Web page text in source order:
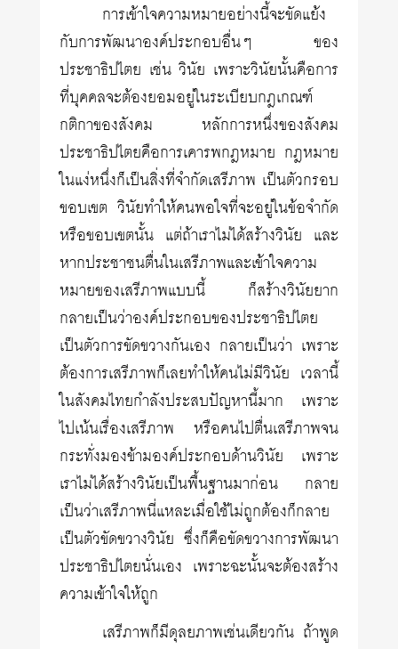
การเข้าใจความหมายอย่างนี้จะขัดแย้ง
กับการพัฒนาองค์ประกอบอื่นๆ ของ
ประชาธิปไตย เช่น วินัย เพราะวินัยนั้นคือการ
ที่บุคคลจะต้องยอมอยู่ในระเบียบกฎเกณฑ์
กติกาของสังคม หลักการหนึ่งของสังคม
ประชาธิปไตยคือการเคารพกฎหมาย กฎหมาย
ในแง่หนึ่งก็เป็นสิ่งที่จำกัดเสรีภาพ เป็นตัวกรอบ
ขอบเขต วินัยทำให้คนพอใจที่จะอยู่ในข้อจำกัด
หรือขอบเขตนั้น แต่ถ้าเราไม่ได้สร้างวินัย และ
หากประชาชนตื่นในเสรีภาพและเข้าใจความ
หมายของเสรีภาพแบบนี้ ก็สร้างวินัยยาก
กลายเป็นว่าองค์ประกอบของประชาธิปไตย
เป็นตัวการขัดขวางกันเอง กลายเป็นว่า เพราะ
ต้องการเสรีภาพก็เลยทำให้คนไม่มีวินัย เวลานี้
ในสังคมไทยกำลังประสบปัญหานี้มาก เพราะ
ไปเน้นเรื่องเสรีภาพ หรือคนไปตื่นเสรีภาพจน
กระทั่งมองข้ามองค์ประกอบด้านวินัย เพราะ
เราไม่ได้สร้างวินัยเป็นพื้นฐานมาก่อน กลาย
เป็นว่าเสรีภาพนี่แหละเมื่อใช้ไม่ถูกต้องก็กลาย
เป็นตัวขัดขวางวินัย ซึ่งก็คือขัดขวางการพัฒนา
ประชาธิปไตยนั่นเอง เพราะฉะนั้นจะต้องสร้าง
ความเข้าใจให้ถูก
เสรีภาพก็มีดุลยภาพเช่นเดียวกัน ถ้าพูด